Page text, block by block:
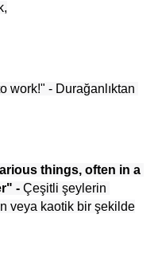
work!" - Durağanlıktan
things, often in a
- Çeşitli şeylerin
veya kaotik bir şekilde